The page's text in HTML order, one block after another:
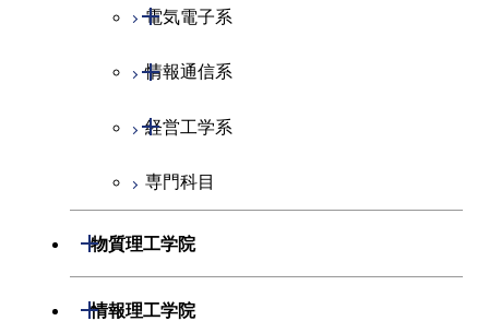
システム制御コース
エンジニアリングデザイン
電気電子系
開閉
電気電子コース
エネルギーコース
エネルギー・情報コース
情報通信系
開閉
情報通信コース
エンジニアリングデザイン
コース
経営工学系
開閉
経営工学コース
専門科目
物質理工学院
開閉
材料系
開閉
情報理工学院
開閉